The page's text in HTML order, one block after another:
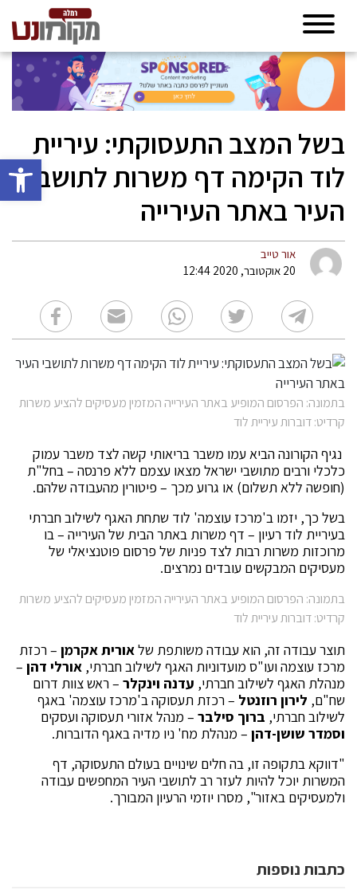
פתח
בשל המצב התעסוקתי: עיריית
לוד הקימה דף משרות לתושבי
העיר באתר העירייה
אור טייב
20 אוקטובר, 2020 12:44
בתמונה: הפרסום המופיע באתר העירייה המזמין מעסיקים להציע משרות
קרדיט: דוברות עיריית לוד
נגיף הקורונה הביא עמו משבר בריאותי קשה לצד משבר עמוק
כלכלי ורבים מתושבי ישראל מצאו עצמם ללא פרנסה – בחל"ת
(חופשה ללא תשלום) או גרוע מכך – פיטורין מהעבודה שלהם.
בשל כך, יזמו ב'מרכז עוצמה' לוד שתחת האגף לשילוב חברתי
בעיריית לוד רעיון – דף משרות באתר הבית של העירייה – בו
מרוכזות משרות רבות לצד פניות של פרסום פוטנציאלי של
מעסיקים המבקשים עובדים נמרצים.
בתמונה: הפרסום המופיע באתר העירייה המזמין מעסיקים להציע משרות
קרדיט: דוברות עיריית לוד
תוצר עבודה זה, הוא עבודה משותפת שלאורית אקרמן – רכזת
מרכז עוצמה ועו"ס מועדוניות האגף לשילוב חברתי, אורלי דהן –
מנהלת האגף לשילוב חברתי, עדנה וינקלר – ראש צוות דרום
שח"ם, לירון רוזנטל – רכזת תעסוקה ב'מרכז עוצמה' באגף
לשילוב חברתי, ברוך סילבר – מנהל אזורי תעסוקה ועסקים
וסמדר שושן-דהן – מנהלת מח' ניו מדיה באגף הדוברות.
"דווקא בתקופה זו, בה חלים שינויים בעולם התעסוקה, דף
המשרות יוכל להיות לעזר רב לתושבי העיר המחפשים עבודה
ולמעסיקים באזור", מסרו יוזמי הרעיון המבורך.
כתבות נוספות